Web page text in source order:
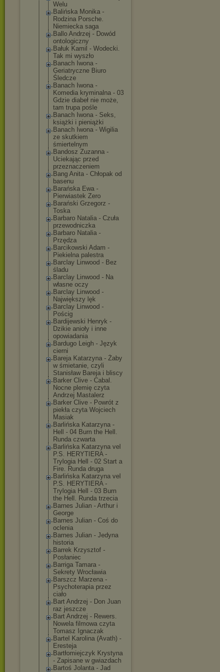
Welu
Balińska Monika -
Rodzina Porsche.
Niemiecka saga
Ballo Andrzej - Dowód
ontologiczny
Bałuk Kamil - Wodecki.
Tak mi wyszło
Banach Iwona -
Geriatryczne Biuro
Śledcze
Banach Iwona -
Komedia kryminalna - 03
Gdzie diabeł nie może,
tam trupa pośle
Banach Iwona - Seks,
książki i pieniążki
Banach Iwona - Wigilia
ze skutkiem
śmiertelnym
Bandosz Zuzanna -
Uciekając przed
przeznaczeniem
Bang Anita - Chłopak od
basenu
Barańska Ewa -
Pierwiastek Zero
Barański Grzegorz -
Toska
Barbaro Natalia - Czuła
przewodniczka
Barbaro Natalia -
Przędza
Barcikowski Adam -
Piekielna palestra
Barclay Linwood - Bez
śladu
Barclay Linwood - Na
własne oczy
Barclay Linwood -
Największy lęk
Barclay Linwood -
Pościg
Bardijewski Henryk -
Dzikie anioły i inne
opowiadania
Bardugo Leigh - Język
cierni
Bareja Katarzyna - Żaby
w śmietanie, czyli
Stanisław Bareja i bliscy
Barker Clive - Cabal.
Nocne plemię czyta
Andrzej Mastalerz
Barker Clive - Powrót z
piekła czyta Wojciech
Masiak
Barlińska Katarzyna -
Hell - 04 Burn the Hell.
Runda czwarta
Barlińska Katarzyna vel
P.S. HERYTIERA -
Trylogia Hell - 02 Start a
Fire. Runda druga
Barlińska Katarzyna vel
P.S. HERYTIERA -
Trylogia Hell - 03 Burn
the Hell. Runda trzecia
Barnes Julian - Arthur i
George
Barnes Julian - Coś do
oclenia
Barnes Julian - Jedyna
historia
Barrek Krzysztof -
Posłaniec
Barriga Tamara -
Sekrety Wrocławia
Barszcz Marzena -
Psychoterapia przez
ciało
Bart Andrzej - Don Juan
raz jeszcze
Bart Andrzej - Rewers.
Nowela filmowa czyta
Tomasz Ignaczak
Bartel Karolina (Avath) -
Eresteja
Bartłomiejczyk Krystyna
- Zapisane w gwiazdach
Bartoś Jolanta - Jad